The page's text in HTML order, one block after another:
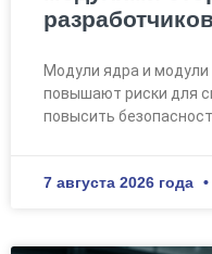
разработчиков
Модули ядра и модули
повышают риски для
повысить
7 августа 2026 года